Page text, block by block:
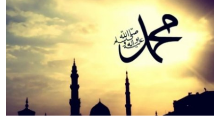
DİNİ MESAJLAR
KISSADAN HİSSE
DİNİ BİLGİLER